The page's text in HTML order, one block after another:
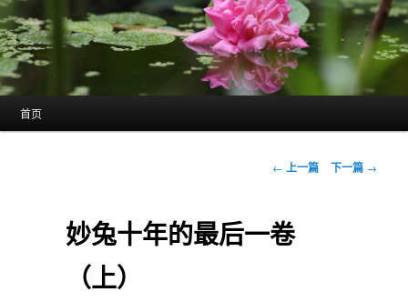
首页
文
航
← 上一篇 下一篇 →
妙兔十年的最后一卷
（上）